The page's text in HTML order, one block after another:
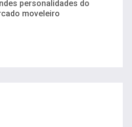
personalidades do
moveleiro